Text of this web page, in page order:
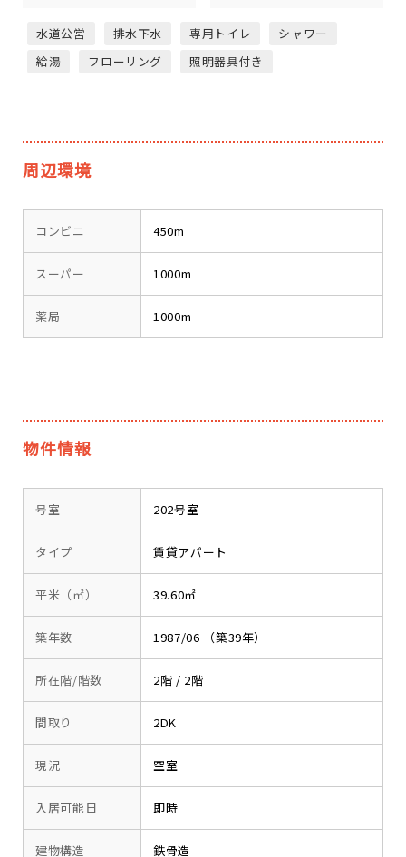
水道公営 排水下水 専用トイレ
シャワー
給湯
フローリング 照明器具付き
周辺環境
コンビニ 450m
スーパー 1000m
薬局 1000m
物件情報
号室 202号室
タイプ 賃貸アパート
平米（㎡） 39.60㎡
築年数 1987/06 （築39年）
所在階/階数 2階 / 2階
間取り 2DK
現況 空室
入居可能日 即時
建物構造 鉄骨造